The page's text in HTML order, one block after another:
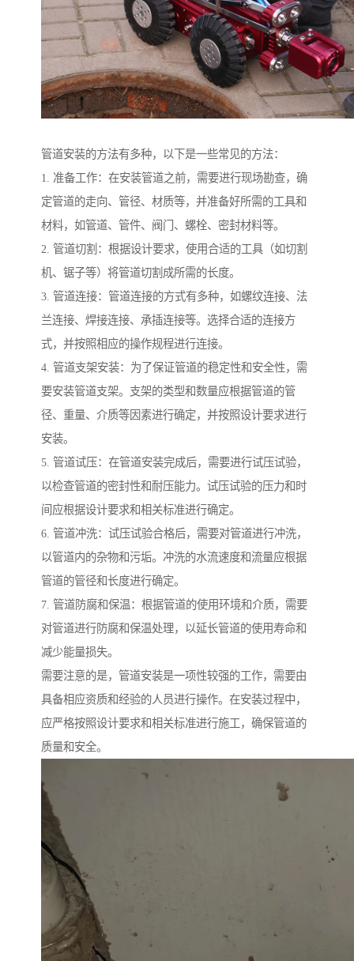
管道安装的方法有多种，以下是一些常见的方法：
1. 准备工作：在安装管道之前，需要进行现场勘查，确
定管道的走向、管径、材质等，并准备好所需的工具和
材料，如管道、管件、阀门、螺栓、密封材料等。
2. 管道切割：根据设计要求，使用合适的工具（如切割
机、锯子等）将管道切割成所需的长度。
3. 管道连接：管道连接的方式有多种，如螺纹连接、法
兰连接、焊接连接、承插连接等。选择合适的连接方
式，并按照相应的操作规程进行连接。
4. 管道支架安装：为了保证管道的稳定性和安全性，需
要安装管道支架。支架的类型和数量应根据管道的管
径、重量、介质等因素进行确定，并按照设计要求进行
安装。
5. 管道试压：在管道安装完成后，需要进行试压试验，
以检查管道的密封性和耐压能力。试压试验的压力和时
间应根据设计要求和相关标准进行确定。
6. 管道冲洗：试压试验合格后，需要对管道进行冲洗，
以管道内的杂物和污垢。冲洗的水流速度和流量应根据
管道的管径和长度进行确定。
7. 管道防腐和保温：根据管道的使用环境和介质，需要
对管道进行防腐和保温处理，以延长管道的使用寿命和
减少能量损失。
需要注意的是，管道安装是一项性较强的工作，需要由
具备相应资质和经验的人员进行操作。在安装过程中，
应严格按照设计要求和相关标准进行施工，确保管道的
质量和安全。